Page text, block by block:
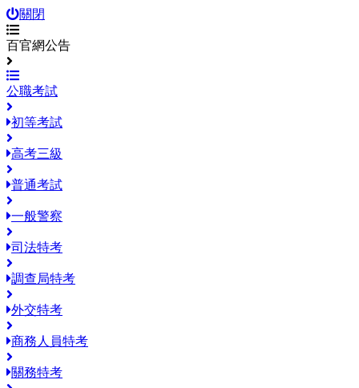
關閉
百官網公告
公職考試
初等考試
高考三級
普通考試
一般警察
司法特考
調查局特考
外交特考
商務人員特考
關務特考